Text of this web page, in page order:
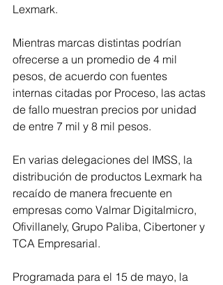
Lexmark.
Mientras marcas distintas podrían
ofrecerse a un promedio de 4 mil
pesos, de acuerdo con fuentes
internas citadas por Proceso, las actas
de fallo muestran precios por unidad
de entre 7 mil y 8 mil pesos.
En varias delegaciones del IMSS, la
distribución de productos Lexmark ha
recaído de manera frecuente en
empresas como Valmar Digitalmicro,
Ofivillanely, Grupo Paliba, Cibertoner y
TCA Empresarial.
Programada para el 15 de mayo, la